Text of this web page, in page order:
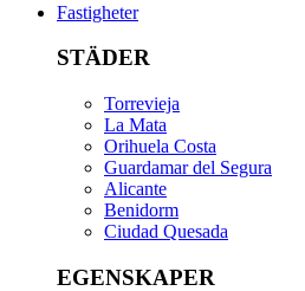
Fastigheter
STÄDER
Torrevieja
La Mata
Orihuela Costa
Guardamar del Segura
Alicante
Benidorm
Ciudad Quesada
EGENSKAPER